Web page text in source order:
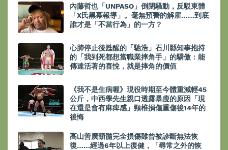
內藤哲也「UNPASO」倒閉騷動，反駁東體
「X氏黑幕報導」。毫無預警的解雇……到底
誰才是「不當行為」的一方？
心肺停止後甦醒的「馳浩」石川縣知事抱持
的「我到死都想當職業摔角手」的驕傲：能
傳達活著的喜悅，就是摔角的價值
《我不是生病喔》現役時期至今體重減輕45
公斤，中西學先生親口透露暴瘦的原因「現
在還是會有麻痺感」頸椎損傷重傷後14年的
後悔
高山善廣頸髓完全損傷雖曾被診斷無法恢
復……經過6年以上復健，「尋常之外的恢